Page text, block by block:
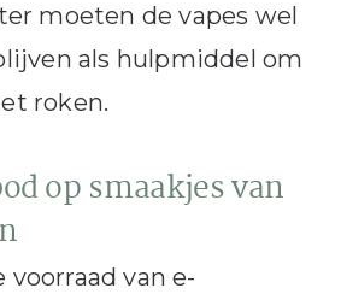
moeten de vapes wel
als hulpmiddel om
roken.
op smaakjes van
voorraad van e-